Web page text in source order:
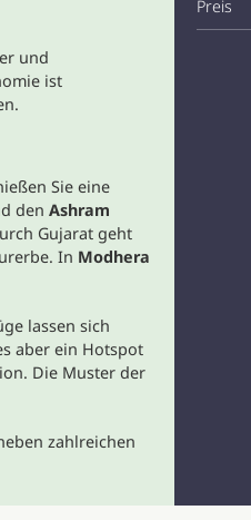
und
ist
Sie eine
den Ashram
Gujarat geht
In Modhera
lassen sich
aber ein Hotspot
Die Muster der
zahlreichen
Preis